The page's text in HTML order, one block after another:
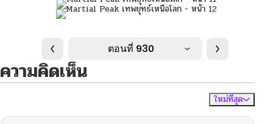
ตอนที่ 930
ความคิดเห็น
ใหม่ที่สุด